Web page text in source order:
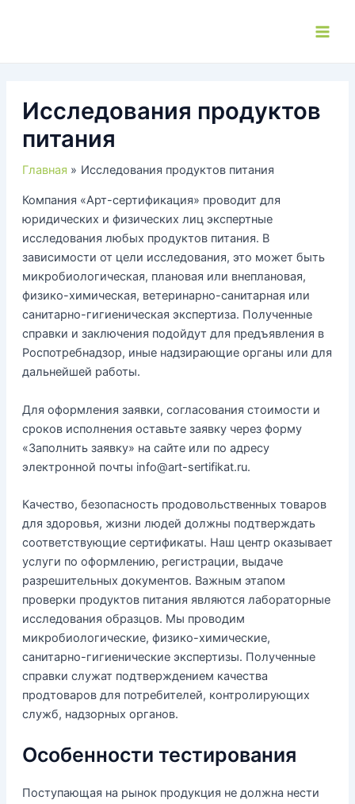
Исследования продуктов
питания
Главная Исследования продуктов питания
Компания «Арт-сертификация» проводит для
юридических и физических лиц экспертные
исследования любых продуктов питания. В
зависимости от цели исследования, это может быть
микробиологическая, плановая или внеплановая,
физико-химическая, ветеринарно-санитарная или
санитарно-гигиеническая экспертиза. Полученные
справки и заключения подойдут для предъявления в
Роспотребнадзор, иные надзирающие органы или для
дальнейшей работы.
Для оформления заявки, согласования стоимости и
сроков исполнения оставьте заявку через форму
«Заполнить заявку» на сайте или по адресу
электронной почты info@art-sertifikat.ru.
Качество, безопасность продовольственных товаров
для здоровья, жизни людей должны подтверждать
соответствующие сертификаты. Наш центр оказывает
услуги по оформлению, регистрации, выдаче
разрешительных документов. Важным этапом
проверки продуктов питания являются лабораторные
исследования образцов. Мы проводим
микробиологические, физико-химические,
санитарно-гигиенические экспертизы. Полученные
справки служат подтверждением качества
продтоваров для потребителей, контролирующих
служб, надзорных органов.
Особенности тестирования
Поступающая на рынок продукция не должна нести